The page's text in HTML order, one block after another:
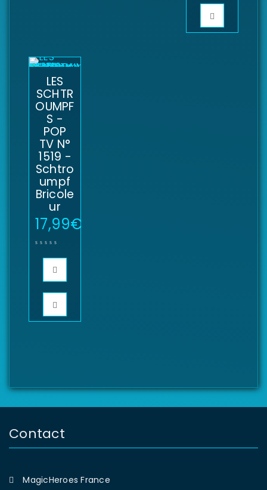
LES
SCHTR
OUMPF
S -
POP
TV N°
1519 -
Schtro
umpf
Bricole
ur
17,99€
Contact
MagicHeroes France